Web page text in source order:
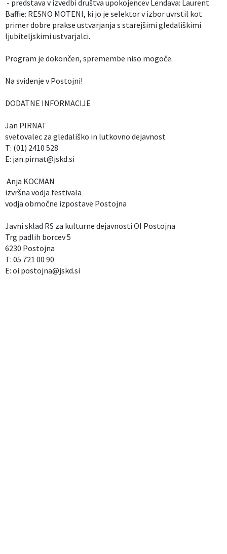
- predstava v izvedbi društva upokojencev Lendava: Laurent
Baffie: RESNO MOTENI, ki jo je selektor v izbor uvrstil kot
primer dobre prakse ustvarjanja s starejšimi gledališkimi
ljubiteljskimi ustvarjalci.
Program je dokončen, spremembe niso mogoče.
Na svidenje v Postojni!
DODATNE INFORMACIJE
Jan PIRNAT
svetovalec za gledališko in lutkovno dejavnost
T: (01) 2410 528
E: jan.pirnat@jskd.si
Anja KOCMAN
izvršna vodja festivala
vodja območne izpostave Postojna
Javni sklad RS za kulturne dejavnosti OI Postojna
Trg padlih borcev 5
6230 Postojna
T: 05 721 00 90
E: oi.postojna@jskd.si